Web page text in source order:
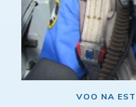
VOO NA